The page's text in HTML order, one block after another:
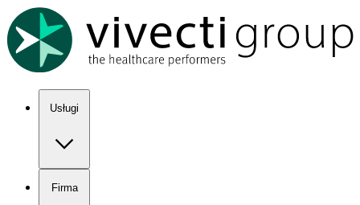
Show keyboard shortcuts
Usługi
Firma